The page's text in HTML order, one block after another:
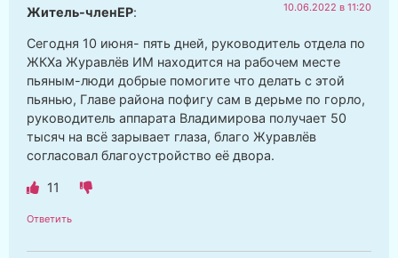
Житель-членЕР: 10.06.2022 в 11:20
Сегодня 10 июня- пять дней, руководитель отдела по
ЖКХа Журавлёв ИМ находится на рабочем месте
пьяным-люди добрые помогите что делать с этой
пьянью, Главе района пофигу сам в дерьме по горло,
руководитель аппарата Владимирова получает 50
тысяч на всё зарывает глаза, благо Журавлёв
согласовал благоустройство её двора.
11
Ответить